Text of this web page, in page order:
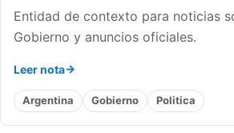
Entidad de contexto para noticias
Gobierno y anuncios oficiales.
Leer nota
Argentina Gobierno Politica